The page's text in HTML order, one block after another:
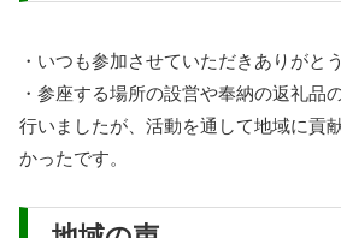
・いつも参加させていただきありがと
・参座する場所の設営や奉納の返礼品
行いましたが、活動を通して地域に貢
かったです。